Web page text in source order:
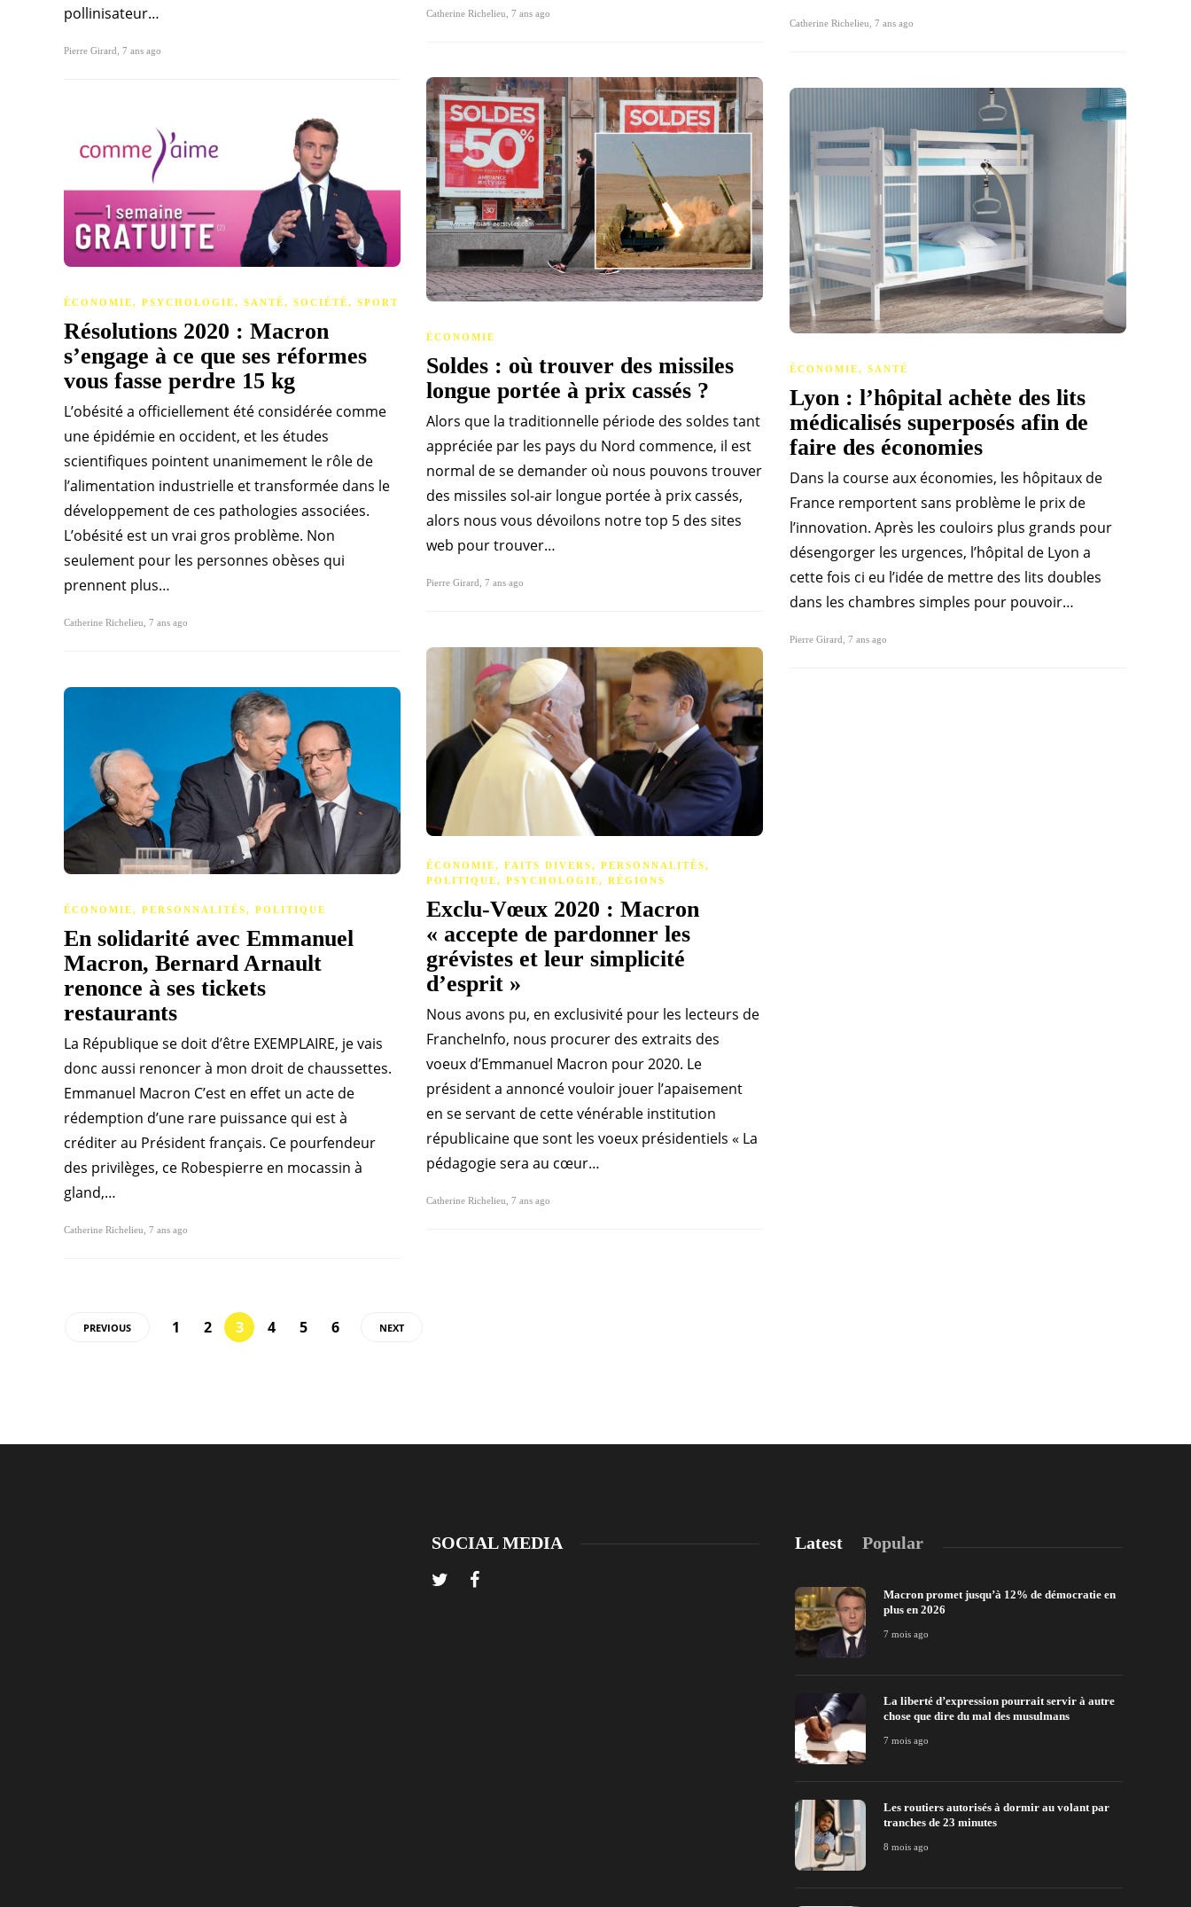
pollinisateur…
Pierre Girard 7 ans ago
Catherine Richelieu 7 ans ago
Catherine Richelieu, 7 ans ago
ÉCONOMIE
Soldes : où trouver des missiles
longue portée à prix cassés ?
Alors que la traditionnelle période des soldes tant
appréciée par les pays du Nord commence, il est
normal de se demander où nous pouvons trouver
des missiles sol-air longue portée à prix cassés,
alors nous vous dévoilons notre top 5 des sites
web pour trouver…
Pierre Girard 7 ans ago
ÉCONOMIE, SANTÉ
Lyon : l’hôpital achète des lits
médicalisés superposés afin de
faire des économies
Dans la course aux économies, les hôpitaux de
France remportent sans problème le prix de
l’innovation. Après les couloirs plus grands pour
désengorger les urgences, l’hôpital de Lyon a
cette fois ci eu l’idée de mettre des lits doubles
dans les chambres simples pour pouvoir…
Pierre Girard 7 ans ago
ÉCONOMIE, PSYCHOLOGIE, SANTÉ, SOCIÉTÉ, SPORT
Résolutions 2020 : Macron
s’engage à ce que ses réformes
vous fasse perdre 15 kg
L’obésité a officiellement été considérée comme
une épidémie en occident, et les études
scientifiques pointent unanimement le rôle de
l’alimentation industrielle et transformée dans le
développement de ces pathologies associées.
L’obésité est un vrai gros problème. Non
seulement pour les personnes obèses qui
prennent plus…
Catherine Richelieu 7 ans ago
ÉCONOMIE, FAITS DIVERS, PERSONNALITÉS,
POLITIQUE, PSYCHOLOGIE, RÉGIONS
Exclu-Vœux 2020 : Macron
« accepte de pardonner les
grévistes et leur simplicité
d’esprit »
Nous avons pu, en exclusivité pour les lecteurs de
FrancheInfo, nous procurer des extraits des
voeux d’Emmanuel Macron pour 2020. Le
président a annoncé vouloir jouer l’apaisement
en se servant de cette vénérable institution
républicaine que sont les voeux présidentiels « La
pédagogie sera au cœur…
Catherine Richelieu 7 ans ago
ÉCONOMIE, PERSONNALITÉS, POLITIQUE
En solidarité avec Emmanuel
Macron, Bernard Arnault
renonce à ses tickets
restaurants
La République se doit d’être EXEMPLAIRE, je vais
donc aussi renoncer à mon droit de chaussettes.
Emmanuel Macron C’est en effet un acte de
rédemption d’une rare puissance qui est à
créditer au Président français. Ce pourfendeur
des privilèges, ce Robespierre en mocassin à
gland,…
Catherine Richelieu 7 ans ago
PREVIOUS 1 2 3 4 5 6 NEXT
SOCIAL MEDIA Latest Popular
Macron promet jusqu’à 12% de démocratie en
plus en 2026
7 mois ago
La liberté d’expression pourrait servir à autre
chose que dire du mal des musulmans
7 mois ago
Les routiers autorisés à dormir au volant par
tranches de 23 minutes
8 mois ago